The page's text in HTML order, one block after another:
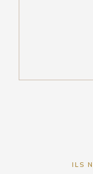
ILS